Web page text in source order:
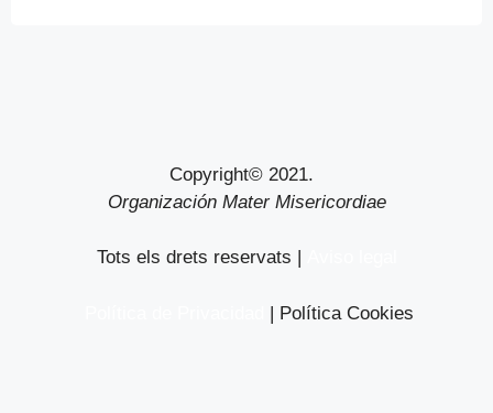
Copyright© 2021.
Organización Mater Misericordiae
Tots els drets reservats |
| Política Cookies